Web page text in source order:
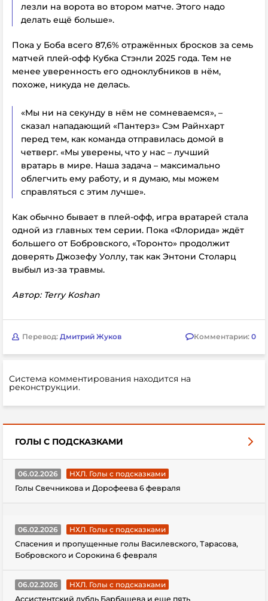
лезли на ворота во втором матче. Этого надо
делать ещё больше».
Пока у Боба всего 87,6% отражённых бросков за семь
матчей плей-офф Кубка Стэнли 2025 года. Тем не
менее уверенность его одноклубников в нём,
похоже, никуда не делась.
«Мы ни на секунду в нём не сомневаемся», –
сказал нападающий «Пантерз» Сэм Райнхарт
перед тем, как команда отправилась домой в
четверг. «Мы уверены, что у нас – лучший
вратарь в мире. Наша задача – максимально
облегчить ему работу, и я думаю, мы можем
справляться с этим лучше».
Как обычно бывает в плей-офф, игра вратарей стала
одной из главных тем серии. Пока «Флорида» ждёт
большего от Бобровского, «Торонто» продолжит
доверять Джозефу Уоллу, так как Энтони Столарц
выбыл из-за травмы.
Автор: Terry Koshan
Перевод: Дмитрий Жуков Комментарии: 0
Система комментирования находится на
реконструкции.
ГОЛЫ С ПОДСКАЗКАМИ
06.02.2026
НХЛ. Голы с подсказками
Голы Свечникова и Дорофеева 6 февраля
06.02.2026
НХЛ. Голы с подсказками
Спасения и пропущенные голы Василевского, Тарасова,
Бобровского и Сорокина 6 февраля
06.02.2026
НХЛ. Голы с подсказками
Ассистентский дубль Барбашева и еще пять